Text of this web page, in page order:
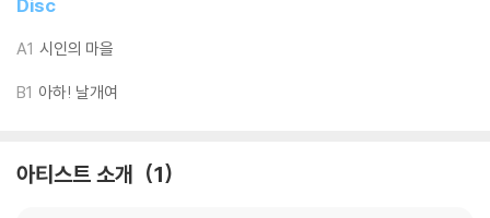
하니 침압 조절이 가능한 기기에서 재생하실 것을 권유 드립니다.
다. 전용 제품으로 이를 제거하면 대부분 해결됩니다.
※ 디스크 외관 불량
Disc
A1 시인의 마을
B1 아하! 날개여
아티스트 소개 1